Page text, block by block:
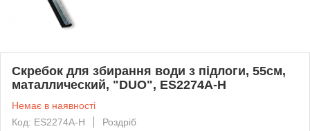
Скребок для збирання води з підлоги, 55см,
маталлический, "DUO", ES2274A-H
Немає в наявності
Код: ES2274A-H
Роздріб